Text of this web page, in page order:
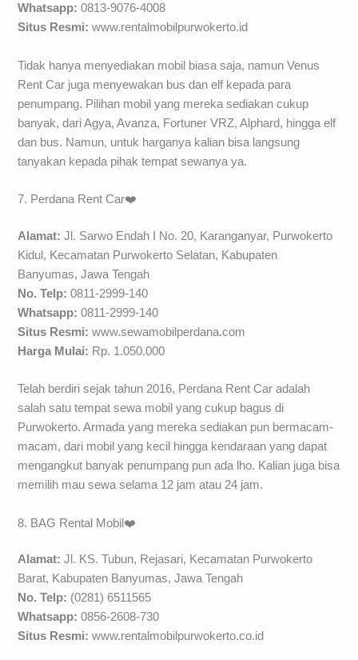
Whatsapp:0813-9076-4008
Situs Resmi:www.rentalmobilpurwokerto.id
Tidak hanya menyediakan mobil biasa saja, namun Venus
Rent Car juga menyewakan bus dan elf kepada para
penumpang. Pilihan mobil yang mereka sediakan cukup
banyak, dari Agya, Avanza, Fortuner VRZ, Alphard, hingga elf
dan bus. Namun, untuk harganya kalian bisa langsung
tanyakan kepada pihak tempat sewanya ya.
7. Perdana Rent Car❤️
Alamat:Jl. Sarwo Endah I No. 20, Karanganyar, Purwokerto
Kidul, Kecamatan Purwokerto Selatan, Kabupaten
Banyumas, Jawa Tengah
No. Telp:0811-2999-140
Whatsapp:0811-2999-140
Situs Resmi:www.sewamobilperdana.com
Harga Mulai: Rp. 1.050.000
Telah berdiri sejak tahun 2016, Perdana Rent Car adalah
salah satu tempat sewa mobil yang cukup bagus di
Purwokerto. Armada yang mereka sediakan pun bermacam-
macam, dari mobil yang kecil hingga kendaraan yang dapat
mengangkut banyak penumpang pun ada lho. Kalian juga bisa
memilih mau sewa selama 12 jam atau 24 jam.
8. BAG Rental Mobil❤️
Alamat:Jl. KS. Tubun, Rejasari, Kecamatan Purwokerto
Barat, Kabupaten Banyumas, Jawa Tengah
No. Telp: (0281) 6511565
Whatsapp:0856-2608-730
Situs Resmi:www.rentalmobilpurwokerto.co.id